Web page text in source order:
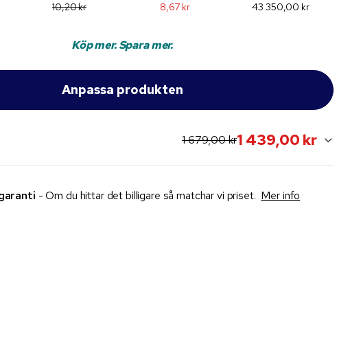
10,20 kr 8,67 kr 43 350,00 kr
Köp mer. Spara mer.
original price:
1 679,00 krcurrent sale price:
1 439,00 kr
- Om du hittar det billigare så matchar vi priset. Mer info